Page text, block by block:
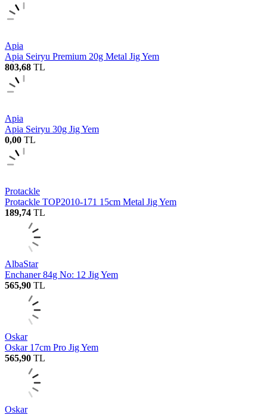
Apia
Apia Seiryu Premium 20g Metal Jig Yem
803,68 TL
Apia
Apia Seiryu 30g Jig Yem
0,00 TL
Protackle
Protackle TOP2010-171 15cm Metal Jig Yem
189,74 TL
AlbaStar
Enchaner 84g No: 12 Jig Yem
565,90 TL
Oskar
Oskar 17cm Pro Jig Yem
565,90 TL
Oskar